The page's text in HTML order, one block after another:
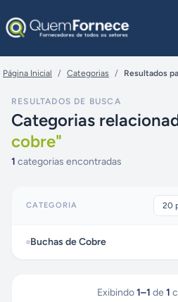
Página Inicial / Categorias / Resultados
RESULTADOS DE BUSCA
Categorias
cobre"
1 categorias encontradas
CATEGORIA
Buchas de Cobre
Exibindo 1–1 de 1